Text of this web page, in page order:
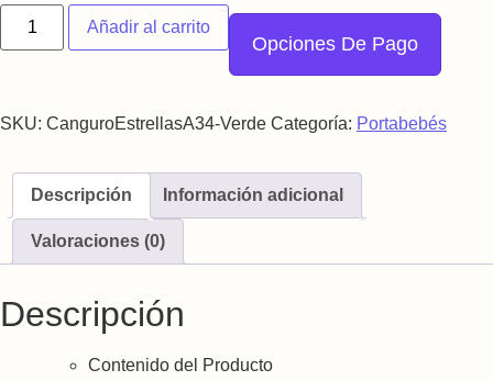
Canguro Portabebé Ergonómico con Asiento en Cintura
Añadir al carrito
Opciones De Pago
SKU: CanguroEstrellasA34-Verde Categoría: Portabebés
Descripción Información adicional
Valoraciones (0)
Descripción
Contenido del Producto